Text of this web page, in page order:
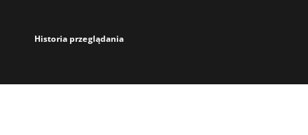
Historia przeglądania